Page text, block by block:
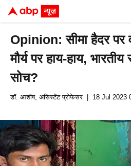
Opinion: सीमा हैदर पर
मौर्य पर हाय-हाय,
सोच?
डॉ. आशीष, असिस्टेंट प्रोफेसर | 18 Jul 2023